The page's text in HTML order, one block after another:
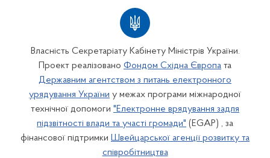
Власність Секретаріату Кабінету Міністрів України.
Проект реалізовано Фондом Східна Європа та
Державним агентством з питань електронного
урядування України у межах програми міжнародної
технічної допомоги "Електронне врядування задля
підзвітності влади та участі громади" (EGAP) , за
фінансової підтримки Швейцарської агенції розвитку та
співробітництва